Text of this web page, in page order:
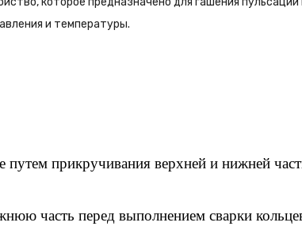
и температуры.
путем прикручивания верхней и нижней
часть перед выполнением сварки